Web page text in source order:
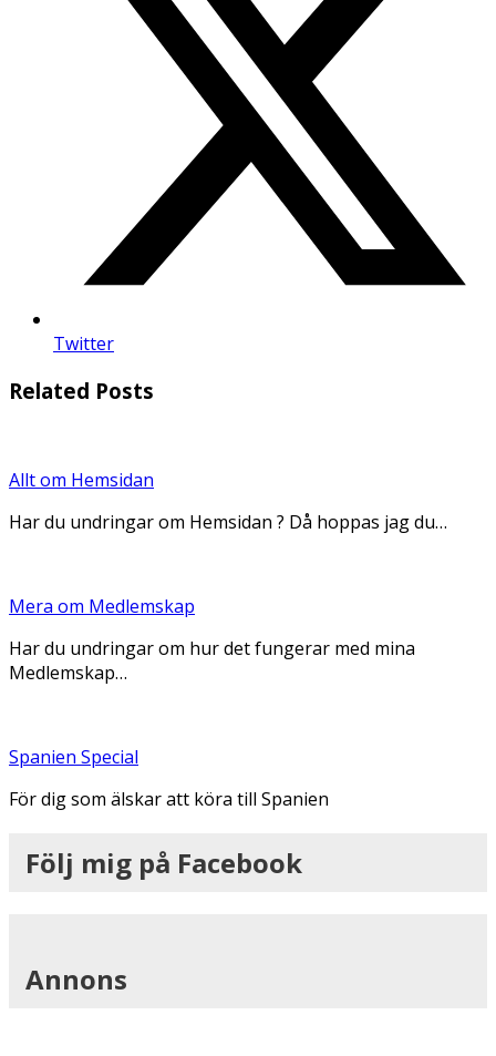
Twitter
Related Posts
Allt om Hemsidan
Har du undringar om Hemsidan ? Då hoppas jag du…
Mera om Medlemskap
Har du undringar om hur det fungerar med mina
Medlemskap…
Spanien Special
För dig som älskar att köra till Spanien
Följ mig på Facebook
Annons